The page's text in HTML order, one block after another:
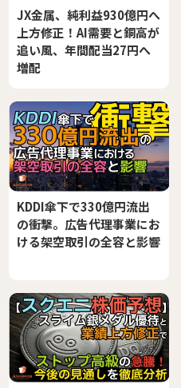
JX金属、純利益930億円へ
上方修正！AI需要と銅高が
追い風、年間配当27円へ
増配
KDDI傘下で330億円流出
の衝撃。広告代理事業にお
ける架空取引の全容と影響